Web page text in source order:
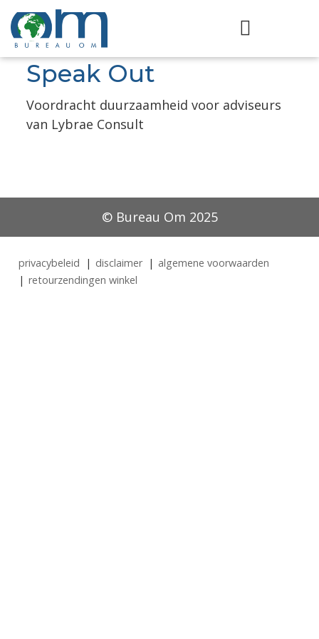
Speak Out
Voordracht duurzaamheid voor adviseurs
van Lybrae Consult
© Bureau Om 2025
privacybeleid disclaimer
algemene voorwaarden
retourzendingen winkel